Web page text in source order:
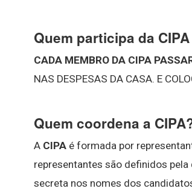
Quem participa da
CADA MEMBRO DA CIPA
NAS DESPESAS DA CASA. E
Quem coordena a
A CIPA é formada por
representantes são definidos
secreta nos nomes dos